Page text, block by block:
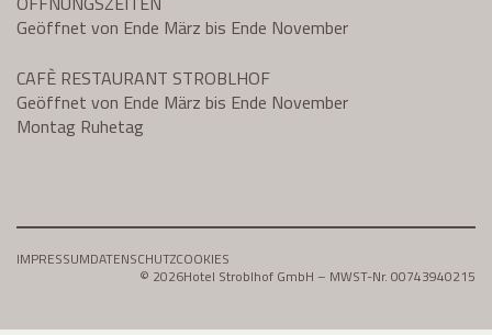
Geöffnet von Ende März bis Ende November
CAFÈ RESTAURANT STROBLHOF
Geöffnet von Ende März bis Ende November
Montag Ruhetag
IMPRESSUMDATENSCHUTZCOOKIES
© 2026Hotel Stroblhof GmbH – MWST-Nr. 00743940215